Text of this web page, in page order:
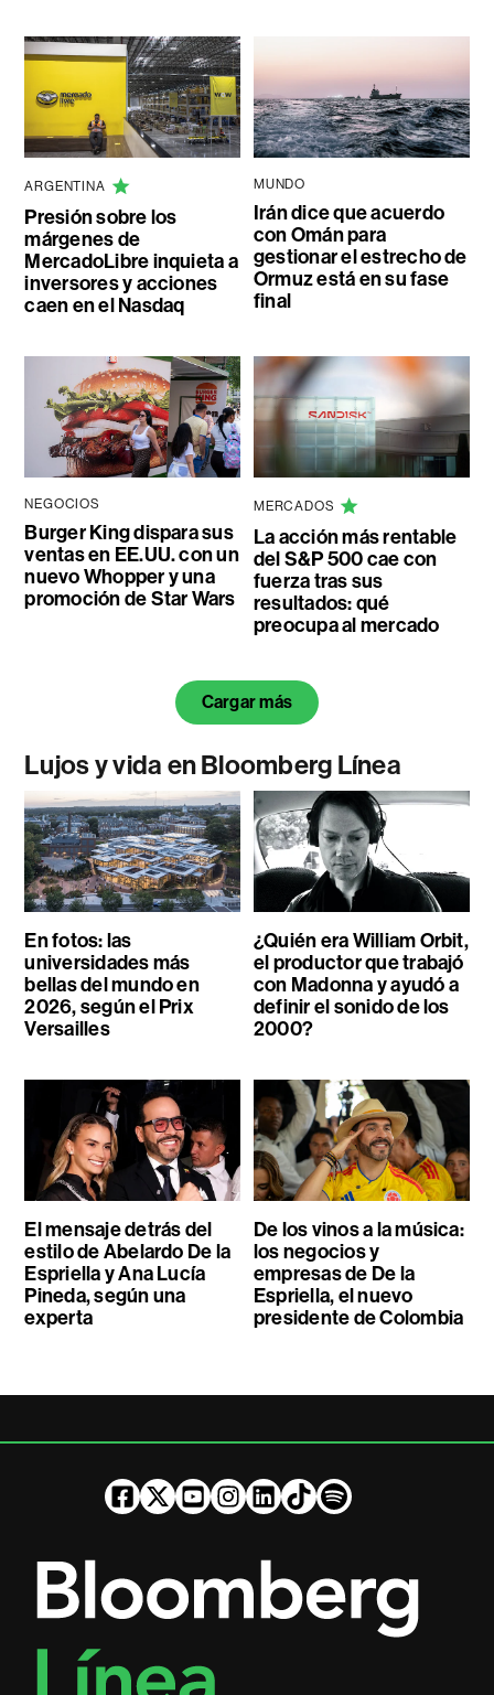
ARGENTINA
Presión sobre los
márgenes de
MercadoLibre inquieta a
inversores y acciones
caen en el Nasdaq
MUNDO
Irán dice que acuerdo
con Omán para
gestionar el estrecho de
Ormuz está en su fase
final
NEGOCIOS
Burger King dispara sus
ventas en EE.UU. con un
nuevo Whopper y una
promoción de Star Wars
MERCADOS
La acción más rentable
del S&P 500 cae con
fuerza tras sus
resultados: qué
preocupa al mercado
Cargar más
Lujos y vida en Bloomberg Línea
En fotos: las
universidades más
bellas del mundo en
2026, según el Prix
Versailles
¿Quién era William Orbit,
el productor que trabajó
con Madonna y ayudó a
definir el sonido de los
2000?
El mensaje detrás del
estilo de Abelardo De la
Espriella y Ana Lucía
Pineda, según una
experta
De los vinos a la música:
los negocios y
empresas de De la
Espriella, el nuevo
presidente de Colombia